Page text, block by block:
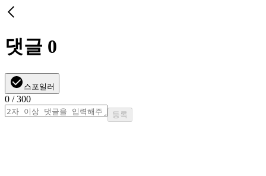
댓글 0
스포일러
0 / 300
등록